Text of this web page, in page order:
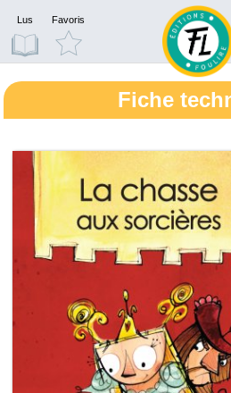
Lus Favoris
Fiche